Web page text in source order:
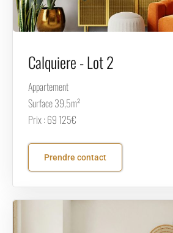
Calquiere - Lot 2
Appartement
Surface 39,5m²
Prix : 69 125€
Prendre contact